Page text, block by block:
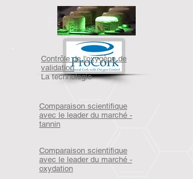
Contrôle de l'oxygène de
validation
La technologie
Comparaison scientifique
avec le leader du marché -
tannin
Comparaison scientifique
avec le leader du marché -
oxydation